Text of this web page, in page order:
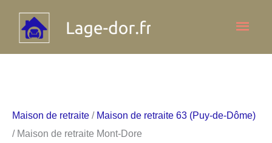
contenu
Maison de retraite / Maison de retraite 63 (Puy-de-Dôme)
/ Maison de retraite Mont-Dore